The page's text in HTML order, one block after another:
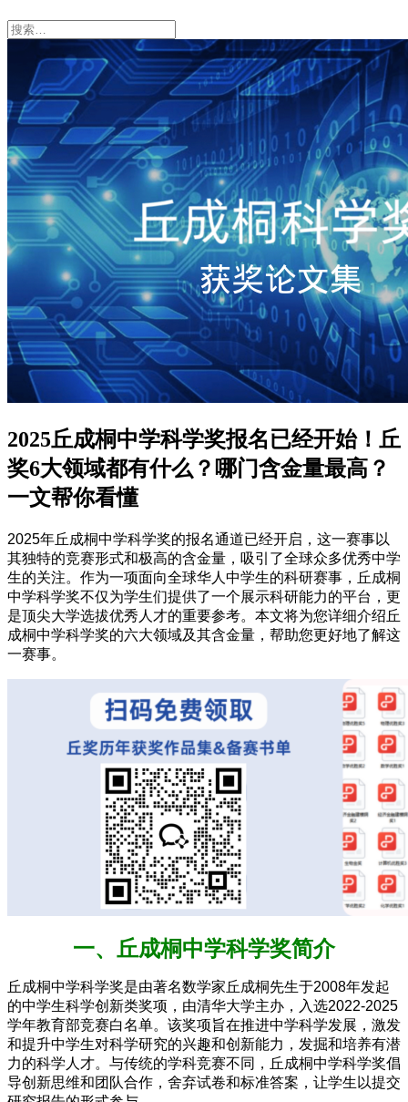
搜
2025丘成桐中学科学奖报名已经开始！丘
奖6大领域都有什么？哪门含金量最高？
一文帮你看懂
2025年丘成桐中学科学奖的报名通道已经开启，这一赛事以
其独特的竞赛形式和极高的含金量，吸引了全球众多优秀中学
生的关注。作为一项面向全球华人中学生的科研赛事，丘成桐
中学科学奖不仅为学生们提供了一个展示科研能力的平台，更
是顶尖大学选拔优秀人才的重要参考。本文将为您详细介绍丘
成桐中学科学奖的六大领域及其含金量，帮助您更好地了解这
一赛事。
一、丘成桐中学科学奖简介
丘成桐中学科学奖是由著名数学家丘成桐先生于2008年发起
的中学生科学创新类奖项，由清华大学主办，入选2022-2025
学年教育部竞赛白名单。该奖项旨在推进中学科学发展，激发
和提升中学生对科学研究的兴趣和创新能力，发掘和培养有潜
力的科学人才。与传统的学科竞赛不同，丘成桐中学科学奖倡
导创新思维和团队合作，舍弃试卷和标准答案，让学生以提交